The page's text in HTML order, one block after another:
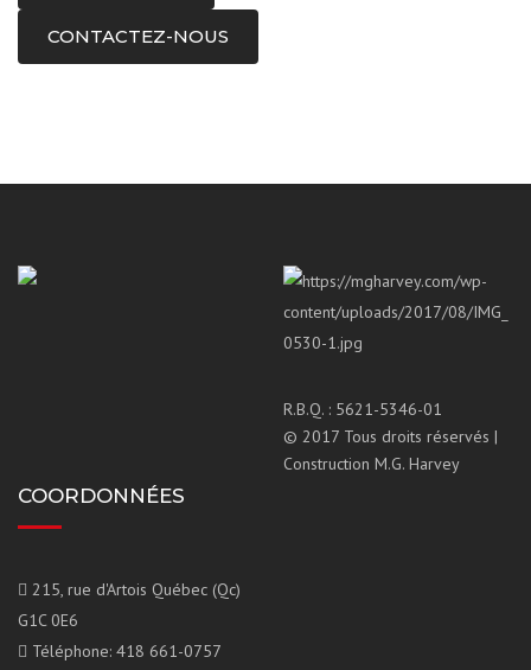
CONTACTEZ-NOUS
R.B.Q. : 5621-5346-01
© 2017 Tous droits réservés |
Construction M.G. Harvey
COORDONNÉES
215, rue d'Artois Québec (Qc)
G1C 0E6
Téléphone: 418 661-0757